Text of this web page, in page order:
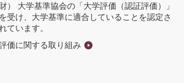
財） 大学基準協会の「大学評価（認証評価）」
を受け、大学基準に適合していることを認定さ
ています。
価に関する取り組み